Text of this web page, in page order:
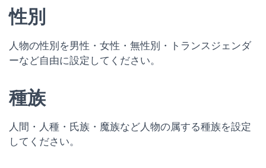
性別
人物の性別を男性・女性・無性別・トランスジェンダ
ーなど自由に設定してください。
種族
人間・人種・氏族・魔族など人物の属する種族を設定
してください。